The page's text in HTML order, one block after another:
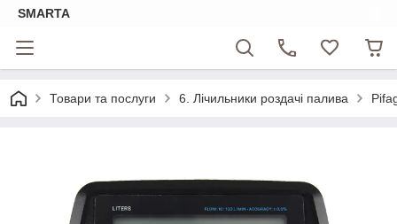
SMARTA
Товари та послуги 6. Лічильники роздачі палива